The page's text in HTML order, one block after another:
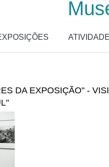
DA EXPOSIÇÃO" -